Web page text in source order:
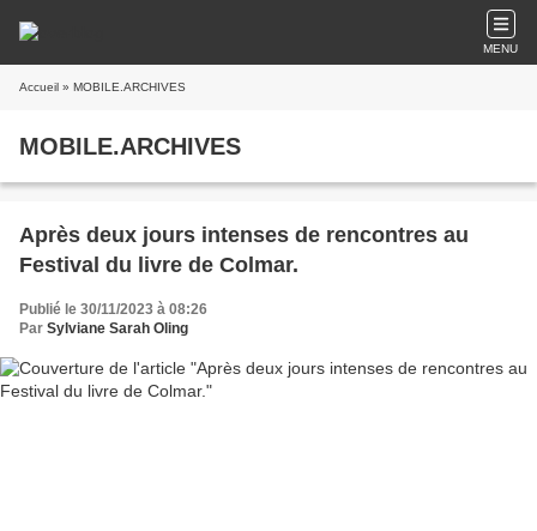
MENU
Accueil » MOBILE.ARCHIVES
MOBILE.ARCHIVES
Après deux jours intenses de rencontres au
Festival du livre de Colmar.
Publié le 30/11/2023 à 08:26
Par Sylviane Sarah Oling